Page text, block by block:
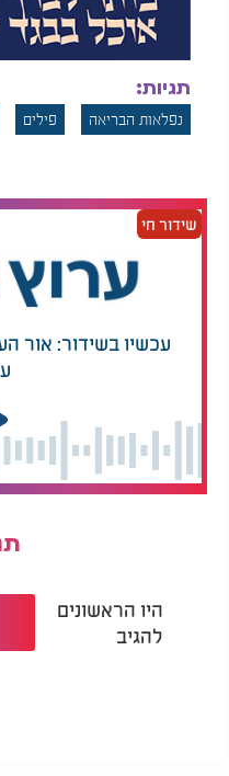
תגיות:
נפלאות הבריאה פילים
שידור חי
עכשיו בשידור: אור
היו הראשונים
להגיב